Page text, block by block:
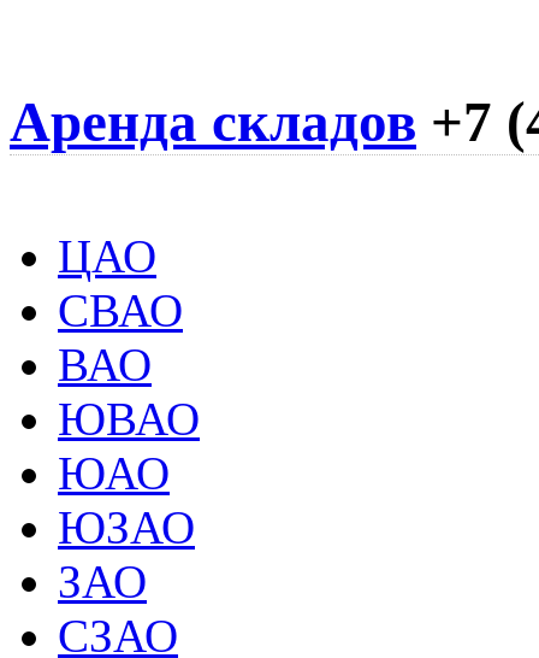
Аренда складов +7
ЦАО
СВАО
ВАО
ЮВАО
ЮАО
ЮЗАО
ЗАО
СЗАО